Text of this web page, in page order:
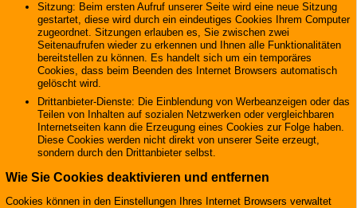
Sitzung: Beim ersten Aufruf unserer Seite wird eine neue Sitzung
gestartet, diese wird durch ein eindeutiges Cookies Ihrem Computer
zugeordnet. Sitzungen erlauben es, Sie zwischen zwei
Seitenaufrufen wieder zu erkennen und Ihnen alle Funktionalitäten
bereitstellen zu können. Es handelt sich um ein temporäres
Cookies, dass beim Beenden des Internet Browsers automatisch
gelöscht wird.
Drittanbieter-Dienste: Die Einblendung von Werbeanzeigen oder das
Teilen von Inhalten auf sozialen Netzwerken oder vergleichbaren
Internetseiten kann die Erzeugung eines Cookies zur Folge haben.
Diese Cookies werden nicht direkt von unserer Seite erzeugt,
sondern durch den Drittanbieter selbst.
Wie Sie Cookies deaktivieren und entfernen
Cookies können in den Einstellungen Ihres Internet Browsers verwaltet